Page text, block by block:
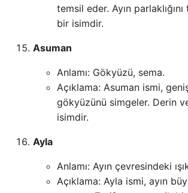
temsil eder. Ayın
bir isimdir.
Asuman
Anlamı: Gökyüzü, sema.
Açıklama: Asuman ismi,
gökyüzünü simgeler. Derin
isimdir.
Ayla
Anlamı: Ayın çevresindeki
Açıklama: Ayla ismi, ayın